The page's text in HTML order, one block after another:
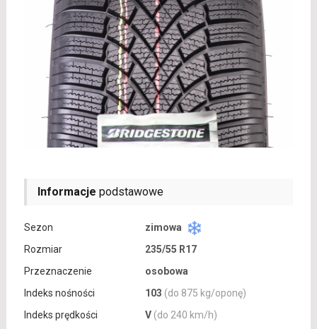
Informacje podstawowe
Sezon
zimowa
Rozmiar
235/55 R17
Przeznaczenie
osobowa
Indeks nośności
103 (do 875 kg/oponę)
Indeks prędkości
V (do 240 km/h)